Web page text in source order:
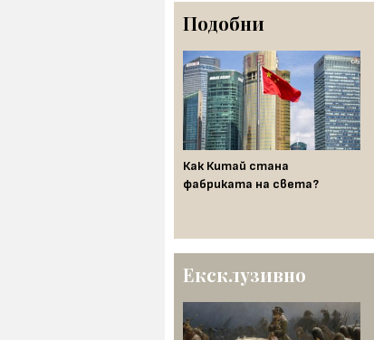
Подобни
Как Китай стана
фабриката на света?
Ексклузивно